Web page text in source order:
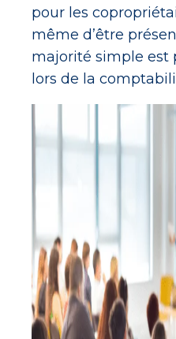
pour les
même d’être
majorité simple est
lors de la